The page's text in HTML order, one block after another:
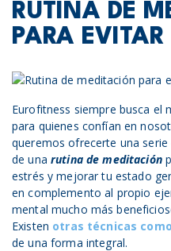
RUTINA DE
PARA EVITAR
Eurofitness siempre busca el
para quienes confían en
queremos ofrecerte una
de una rutina de meditación
estrés y mejorar tu estado
en complemento al propio
mental mucho más
Existen otras técnicas
de una forma integral.